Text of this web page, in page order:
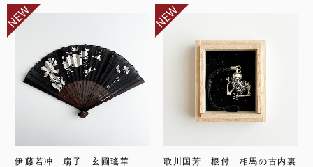
伊藤若冲 扇子 玄圃瑤華 歌川国芳 根付 相馬の古内裏